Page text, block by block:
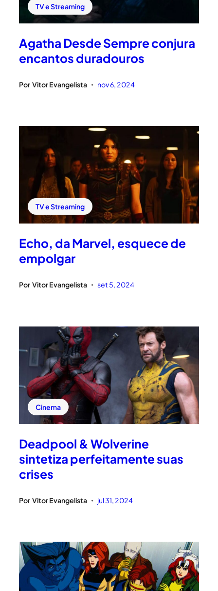
TV e Streaming
Agatha Desde Sempre conjura
encantos duradouros
Por Vitor Evangelista • nov 6, 2024
TV e Streaming
Echo, da Marvel, esquece de
empolgar
Por Vitor Evangelista • set 5, 2024
Cinema
Deadpool & Wolverine
sintetiza perfeitamente suas
crises
Por Vitor Evangelista • jul 31, 2024